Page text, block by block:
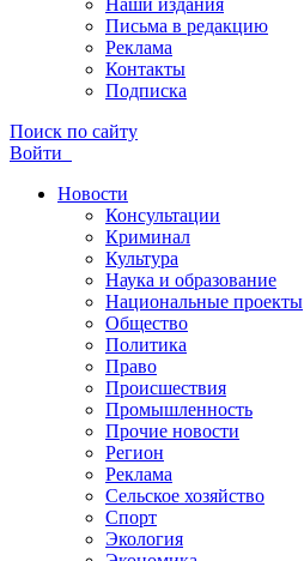
Письма в редакцию
Реклама
Контакты
Подписка
Поиск по сайту
Войти
Новости
Консультации
Криминал
Культура
Наука и образование
Национальные проекты
Общество
Политика
Право
Происшествия
Промышленность
Прочие новости
Регион
Реклама
Сельское хозяйство
Спорт
Экология